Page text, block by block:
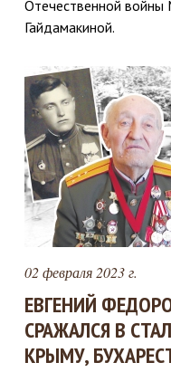
Отечественной
Гайдамакиной.
02 февраля 2023 г.
ЕВГЕНИЙ
СРАЖАЛСЯ В
КРЫМУ,